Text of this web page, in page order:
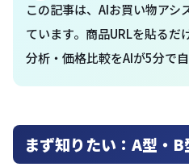
この記事は、AIお買い物アシ
ています。商品URLを貼るだ
分析・価格比較をAIが5分で自
まず知りたい：A型・